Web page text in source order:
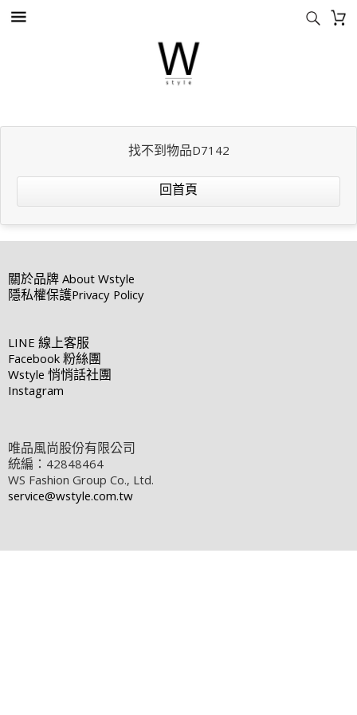
找不到物品D7142
回首頁
關於品牌About Wstyle
隱私權保護Privacy Policy
LINE線上客服
Facebook粉絲團
Wstyle悄悄話社團
Instagram
唯品風尚股份有限公司
統編：42848464
WS Fashion Group Co., Ltd.
service@wstyle.com.tw